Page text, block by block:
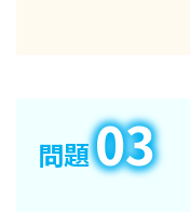
問題03